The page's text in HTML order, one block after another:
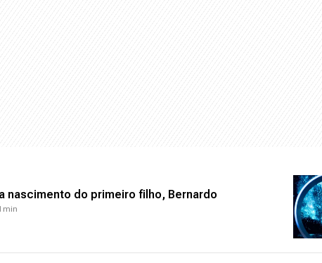
nascimento do primeiro filho, Bernardo